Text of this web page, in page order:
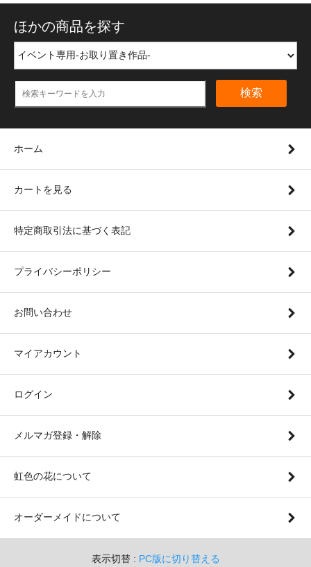
ほかの商品を探す
検索
ホーム
カートを見る
特定商取引法に基づく表記
プライバシーポリシー
お問い合わせ
マイアカウント
ログイン
メルマガ登録・解除
虹色の花について
オーダーメイドについて
表示切替 : PC版に切り替える